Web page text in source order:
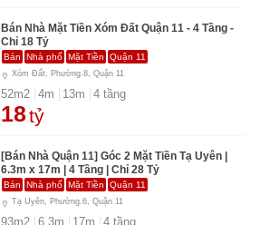
Bán Nhà Mặt Tiền Xóm Đất Quận 11 - 4 Tầng -
Chỉ 18 Tỷ
Bán Nhà phố Mặt Tiền Quận 11
Xóm Đất, Phường.8, Quận 11
52m2 4m 13m 4 tầng
18tỷ
[Bán Nhà Quận 11] Góc 2 Mặt Tiền Tạ Uyên |
6.3m x 17m | 4 Tầng | Chỉ 28 Tỷ
Bán Nhà phố Mặt Tiền Quận 11
Tạ Uyên, Phường.6, Quận 11
93m2 6.3m 17m 4 tầng